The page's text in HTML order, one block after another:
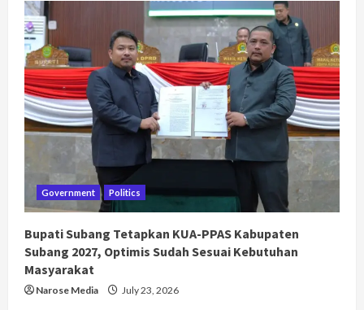
Government Politics
Bupati Subang Tetapkan KUA-PPAS Kabupaten
Subang 2027, Optimis Sudah Sesuai Kebutuhan
Masyarakat
Narose Media July 23, 2026